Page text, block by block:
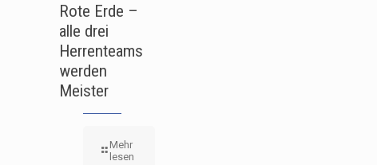
Rote Erde –
alle drei
Herrenteams
werden
Meister
Mehr
lesen